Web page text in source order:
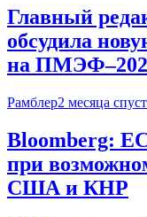
Главный
обсудила
на
Рамблер2 месяца
Bloomberg: ЕС
при
США и КНР